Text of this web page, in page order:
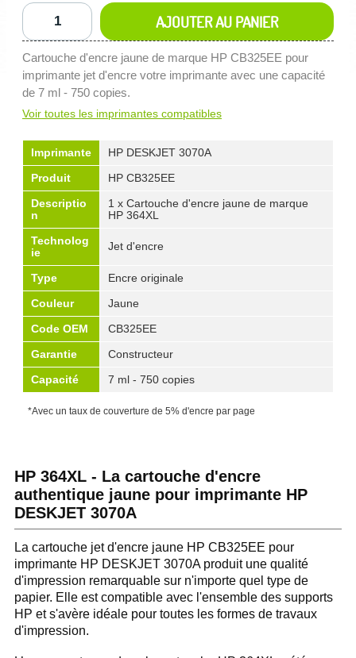
AJOUTER AU PANIER
Cartouche d'encre jaune de marque HP CB325EE pour
imprimante jet d'encre votre imprimante avec une capacité
de 7 ml - 750 copies.
Voir toutes les imprimantes compatibles
Imprimante
HP DESKJET 3070A
Produit
HP CB325EE
Descriptio
n
1 x Cartouche d'encre jaune de marque
HP 364XL
Technolog
ie
Jet d'encre
Type
Encre originale
Couleur
Jaune
Code OEM
CB325EE
Garantie
Constructeur
Capacité
7 ml - 750 copies
*Avec un taux de couverture de 5% d'encre par page
HP 364XL - La cartouche d'encre
authentique jaune pour imprimante HP
DESKJET 3070A
La cartouche jet d'encre jaune HP CB325EE pour
imprimante HP DESKJET 3070A produit une qualité
d'impression remarquable sur n'importe quel type de
papier. Elle est compatible avec l'ensemble des supports
HP et s'avère idéale pour toutes les formes de travaux
d'impression.